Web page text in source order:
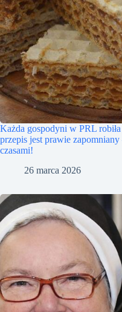
Każda gospodyni w PRL
przepis jest prawie zapomniany
czasami!
26 marca 2026